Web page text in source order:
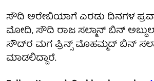
ಸೌದಿ ಅರೇಬಿಯಾಗೆ ಎರಡು ದಿನಗಳ
ಮೋದಿ, ಸೌದಿ ರಾಜ ಸಲ್ಮಾನ್ ಬಿನ್
ಸೌದ್‌ರ ಮಗ ಪ್ರಿನ್ಸ್ ಮೊಹಮ್ಮದ್ ಬಿನ್
ಮಾಡಲಿದ್ದಾರೆ.